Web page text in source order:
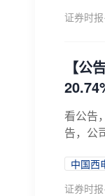
证券时报
【公
看公告
告，公
中国西
证券时报